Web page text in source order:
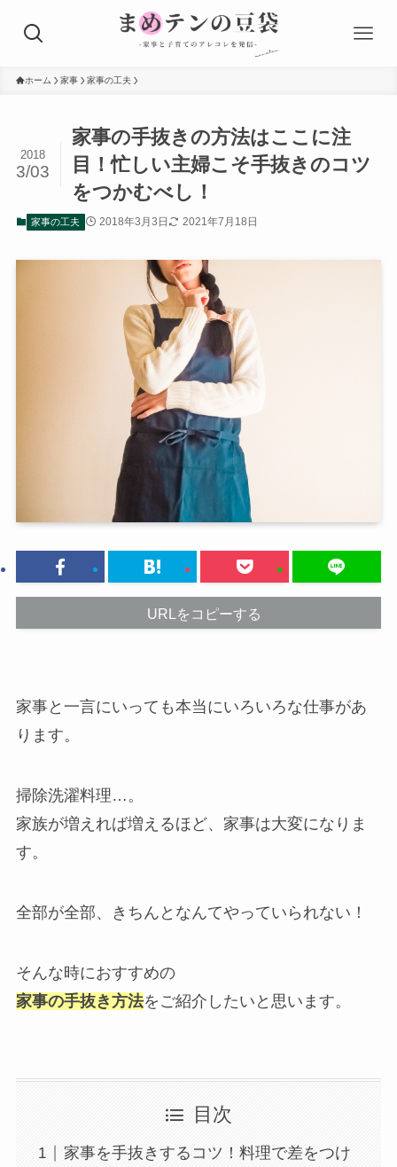
ホーム 家事 家事の工夫
家事の手抜きの方法はここに注
目！忙しい主婦こそ手抜きのコツ
をつかむべし！
2018
3/03
家事の工夫 2018年3月3日 2021年7月18日
URLをコピーする
家事と一言にいっても本当にいろいろな仕事があ
ります。
掃除洗濯料理…。
家族が増えれば増えるほど、家事は大変になりま
す。
全部が全部、きちんとなんてやっていられない！
そんな時におすすめの
家事の手抜き方法をご紹介したいと思います。
目次
家事を手抜きするコツ！料理で差をつけ